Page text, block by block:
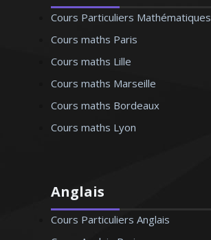
Cours Particuliers Mathématiques
Cours maths Paris
Cours maths Lille
Cours maths Marseille
Cours maths Bordeaux
Cours maths Lyon
Anglais
Cours Particuliers Anglais